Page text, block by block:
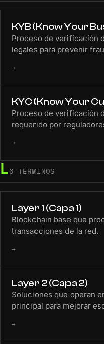
KYB (Know Your
Proceso de verificación
legales para prevenir
→
KYC (Know Your
Proceso de verificación
requerido por
→
L6 TÉRMINOS
Layer 1 (Capa 1)
Blockchain base que
transacciones de la red.
→
Layer 2 (Capa 2)
Soluciones que operan
principal para mejorar
→